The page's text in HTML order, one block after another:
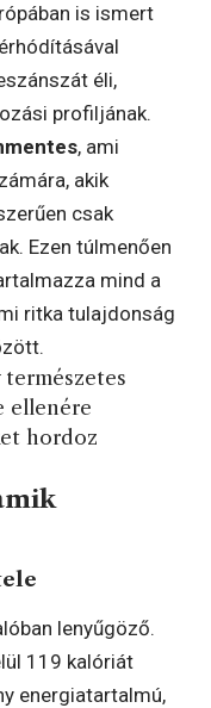
is ismert
éli,
profiljának.
, ami
akik
csak
Ezen túlmenően
mind a
ritka tulajdonság
ellenére
hordoz
lenyűgöző.
119 kalóriát
energiatartalmú,